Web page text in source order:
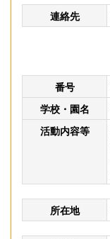
連絡先
番号
学校・園名
活動内容等
所在地